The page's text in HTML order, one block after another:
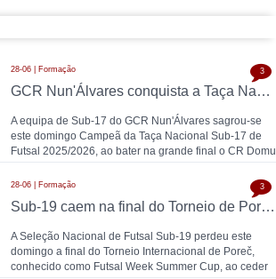
28-06 | Formação
GCR Nun'Álvares conquista a Taça Nacional Sub-17 de Futsal nas grandes penalidades e sobe ao Nacional
A equipa de Sub-17 do GCR Nun'Álvares sagrou-se
este domingo Campeã da Taça Nacional Sub-17 de
Futsal 2025/2026, ao bater na grande final o CR Domu
3
28-06 | Formação
Sub-19 caem na final do Torneio de Poreč diante da Espanha (1-2)
A Seleção Nacional de Futsal Sub-19 perdeu este
domingo a final do Torneio Internacional de Poreč,
conhecido como Futsal Week Summer Cup, ao ceder
3